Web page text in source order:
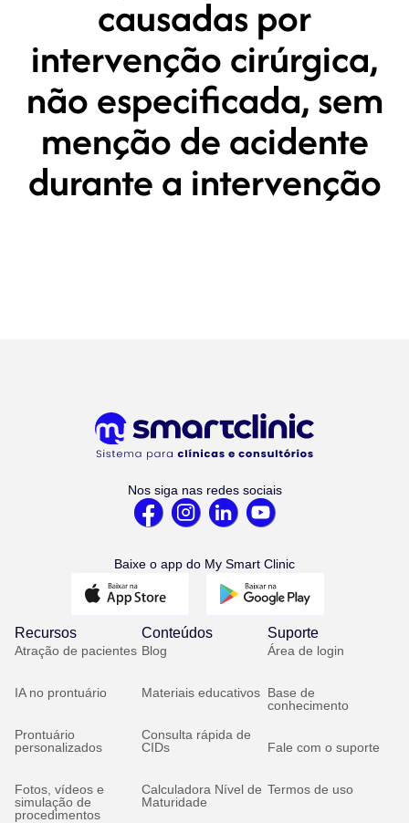
causadas por
intervenção cirúrgica,
não especificada, sem
menção de acidente
durante a intervenção
Nos siga nas redes sociais
Baixe o app do My Smart Clinic
Recursos
Atração de pacientes
IA no prontuário
Prontuário
personalizados
Fotos, vídeos e
simulação de
procedimentos
Conteúdos
Blog
Materiais educativos
Consulta rápida de
CIDs
Calculadora Nível de
Maturidade
Suporte
Área de login
Base de
conhecimento
Fale com o suporte
Termos de uso